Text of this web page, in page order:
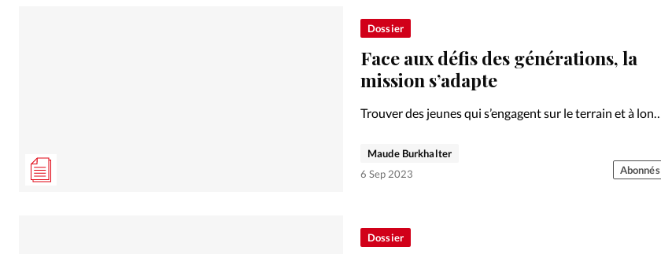
Dossier
Face aux défis des générations, la
mission s’adapte
Trouver des jeunes qui s’engagent sur le terrain et à long
Maude Burkhalter
6 Sep 2023
Abonnés
Dossier